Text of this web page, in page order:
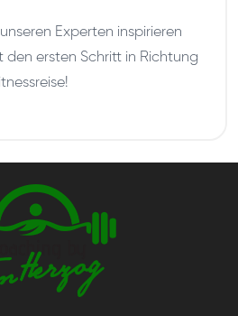
Experten inspirieren
den ersten Schritt in Richtung